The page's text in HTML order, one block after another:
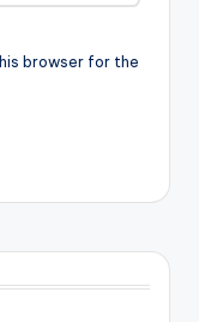
browser for the